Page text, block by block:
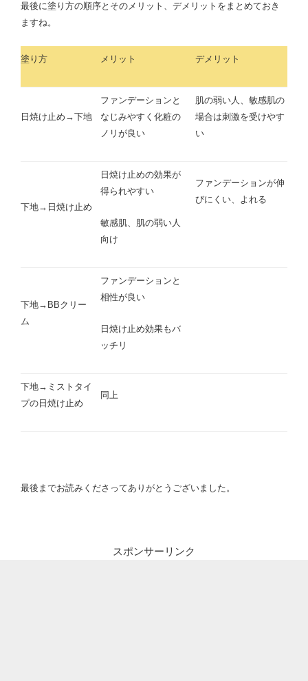
最後に塗り方の順序とそのメリット、デメリットをまとめておき
ますね。
塗り方 メリット デメリット
日焼け止め→下地
ファンデーションと
なじみやすく化粧の
ノリが良い
肌の弱い人、敏感肌の
場合は刺激を受けやす
い
下地→日焼け止め
日焼け止めの効果が
得られやすい
敏感肌、肌の弱い人
向け
ファンデーションが伸
びにくい、よれる
下地→BBクリー
ム
ファンデーションと
相性が良い
日焼け止め効果もバ
ッチリ
下地→ミストタイ
プの日焼け止め
同上
最後までお読みくださってありがとうございました。
スポンサーリンク